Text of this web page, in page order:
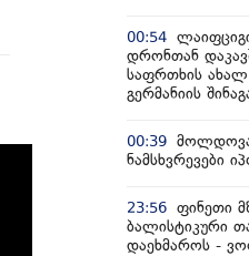
00:54
დრონთან
საფრთხის
გერმანიის
00:39
ნამსხვრევები
23:56 ფინეთი
ბალისტიკური
დაეხმაროს -